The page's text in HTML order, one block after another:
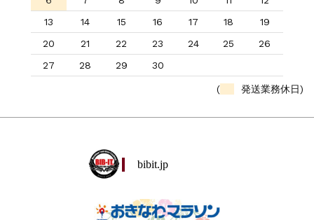
13
14 15 16 17 18
19
20
21 22 23 24 25
26
27
28 29 30
( 発送業務休日)
bibit.jp